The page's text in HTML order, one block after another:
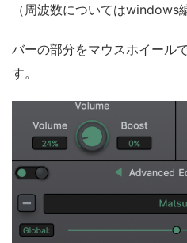
（周波数についてはwindows
バーの部分をマウスホイール
す。